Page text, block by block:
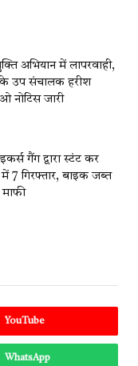
अभियान में लापरवाही,
उप संचालक हरीश
नोटिस जारी
गैंग द्वारा स्टंट कर
7 गिरफ्तार, बाइक जब्त
YouTube
WhatsApp